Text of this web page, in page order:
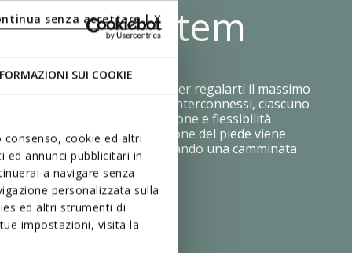
SUI COOKIE
cookie ed altri
ed annunci pubblicitari in
a navigare senza
personalizzata sulla
ed altri strumenti di
impostazioni, visita la
senza accettare | X
Shock System
Shock System è progettata per regalarti il massimo
Composta da due strati interconnessi, ciascuno
fornisce ammortizzazione e flessibilità
materiali innovativi, la pressione del piede viene
sul terreno, assicurando una camminata
e priva di sforzo.